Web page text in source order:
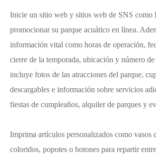
Inicie un sitio web y sitios web de SNS como
promocionar su parque acuático en línea.
información vital como horas de operación,
cierre de la temporada, ubicación y número
incluye fotos de las atracciones del parque,
descargables e información sobre servicios
fiestas de cumpleaños, alquiler de parques y
Imprima artículos personalizados como vasos
coloridos, popotes o botones para repartir